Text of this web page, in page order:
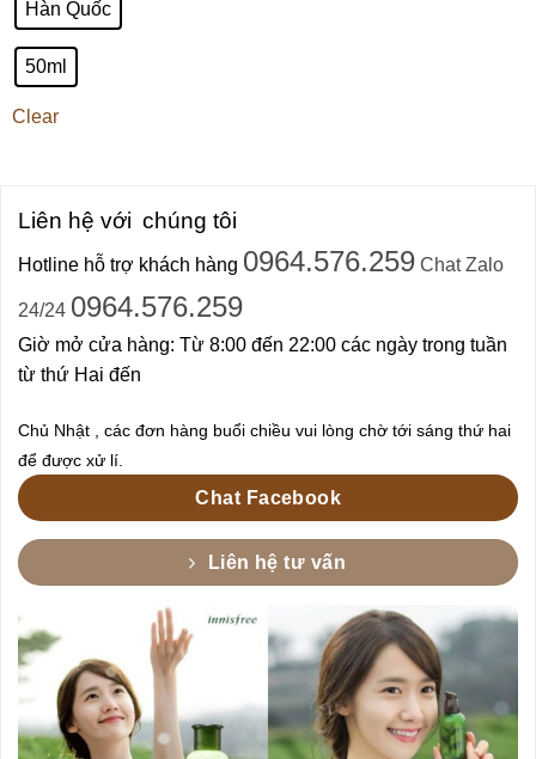
Hàn Quốc
50ml
Clear
Liên hệ với chúng tôi
Hotline hỗ trợ khách hàng 0964.576.259Chat Zalo
24/24 0964.576.259
Giờ mở cửa hàng: Từ 8:00 đến 22:00 các ngày trong tuần
từ thứ Hai đến
Chủ Nhật , các đơn hàng buổi chiều vui lòng chờ tới sáng thứ hai
để được xử lí.
Chat Facebook
Liên hệ tư vấn